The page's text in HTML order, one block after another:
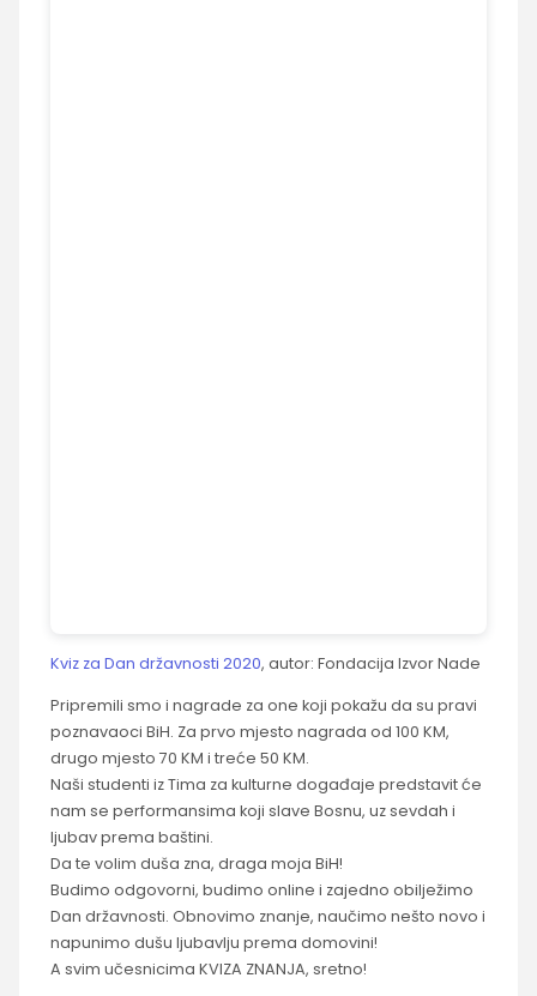
Kviz za Dan državnosti 2020, autor: Fondacija Izvor Nade
Pripremili smo i nagrade za one koji pokažu da su pravi
poznavaoci BiH. Za prvo mjesto nagrada od 100 KM,
drugo mjesto 70 KM i treće 50 KM.
Naši studenti iz Tima za kulturne događaje predstavit će
nam se performansima koji slave Bosnu, uz sevdah i
ljubav prema baštini.
Da te volim duša zna, draga moja BiH!
Budimo odgovorni, budimo online i zajedno obilježimo
Dan državnosti. Obnovimo znanje, naučimo nešto novo i
napunimo dušu ljubavlju prema domovini!
A svim učesnicima KVIZA ZNANJA, sretno!